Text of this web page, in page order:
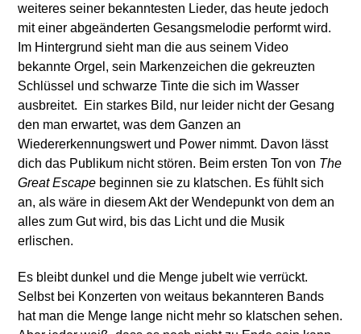
weiteres seiner bekanntesten Lieder, das heute jedoch
mit einer abgeänderten Gesangsmelodie performt wird.
Im Hintergrund sieht man die aus seinem Video
bekannte Orgel, sein Markenzeichen die gekreuzten
Schlüssel und schwarze Tinte die sich im Wasser
ausbreitet. Ein starkes Bild, nur leider nicht der Gesang
den man erwartet, was dem Ganzen an
Wiedererkennungswert und Power nimmt. Davon lässt
dich das Publikum nicht stören. Beim ersten Ton von The
Great Escape beginnen sie zu klatschen. Es fühlt sich
an, als wäre in diesem Akt der Wendepunkt von dem an
alles zum Gut wird, bis das Licht und die Musik
erlischen.
Es bleibt dunkel und die Menge jubelt wie verrückt.
Selbst bei Konzerten von weitaus bekannteren Bands
hat man die Menge lange nicht mehr so klatschen sehen.